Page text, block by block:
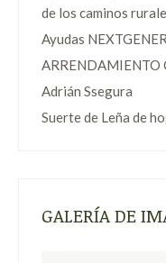
de los caminos
Ayudas
ARRENDAMIENTO
Adrián Ssegura
Suerte de Leña de
GALERÍA DE